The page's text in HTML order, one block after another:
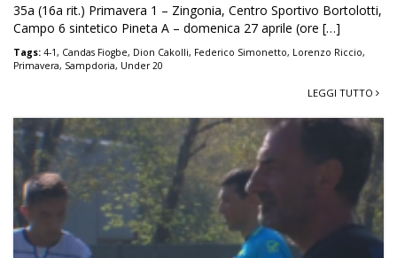
35a (16a rit.) Primavera 1 – Zingonia, Centro Sportivo Bortolotti,
Campo 6 sintetico Pineta A – domenica 27 aprile (ore […]
Tags: 4-1, Candas Fiogbe, Dion Cakolli, Federico Simonetto, Lorenzo Riccio,
Primavera, Sampdoria, Under 20
LEGGI TUTTO